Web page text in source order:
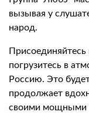
вызывая у
народ.
погрузитесь в
Россию. Это
продолжает
своими мощными